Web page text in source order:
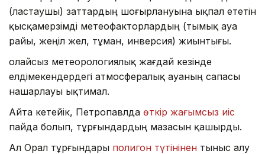
(ластаушы) заттардың шоғырлануына ықпал ететін
қысқамерзімді метеофакторлардың (тымық ауа
райы, жеңіл жел, тұман, инверсия) жиынтығы.
Қолайсыз метеорологиялық жағдай кезінде
елдімекендердегі атмосфералық ауаның сапасы
нашарлауы ықтимал.
Айта кетейік, Петропавлда өткір жағымсыз иіс
пайда болып, тұрғындардың мазасын қашырды.
Ал Орал тұрғындары полигон түтінінен тыныс алу